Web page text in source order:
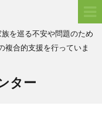
を巡る不安や問題のため
複合的支援を行っていま
ター